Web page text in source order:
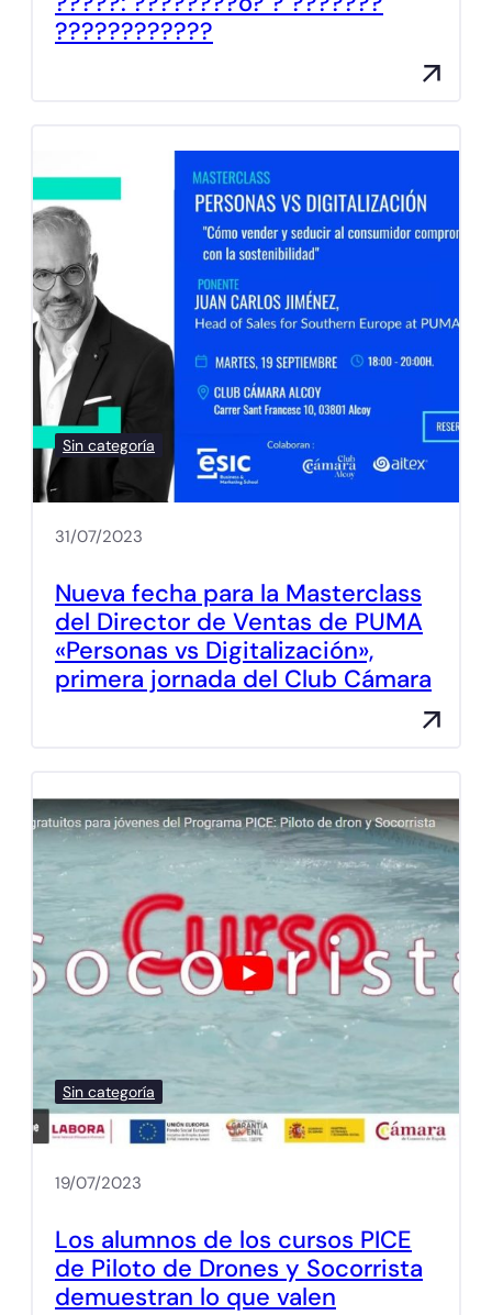
????????????
Sin categoría
31/07/2023
Nueva fecha para la Masterclass
del Director de Ventas de PUMA
«Personas vs Digitalización»,
primera jornada del Club Cámara
Sin categoría
19/07/2023
Los alumnos de los cursos PICE
de Piloto de Drones y Socorrista
demuestran lo que valen